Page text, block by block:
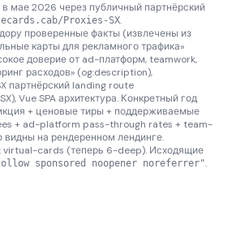
мае 2026 через публичный партнёрский
Proxies-SX.
проверенные факты (извлечены из
карты для рекламного трафика»
доверие от ad-платформ, teamwork,
расходов» (og:description),
партнёрский landing route
Vue SPA архитектура. Конкретный год
+ ценовые тиры + поддерживаемые
+ ad-platform pass-through rates + team-
на рендеренном лендинге.
virtual-cards (теперь 6-deep). Исходящие
sponsored noopener noreferrer".